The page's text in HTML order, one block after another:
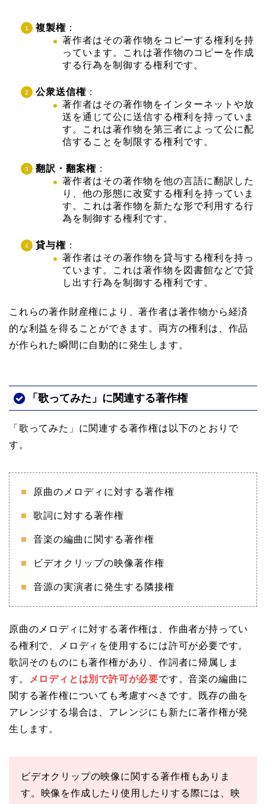
複製権 ：
著作者はその著作物をコピーする権利を持
っています。これは著作物のコピーを作成
する行為を制御する権利です。
公衆送信権 ：
著作者はその著作物をインターネットや放
送を通じて公に送信する権利を持っていま
す。これは著作物を第三者によって公に配
信することを制限する権利です。
翻訳・翻案権 ：
著作者はその著作物を他の言語に翻訳した
り、他の形態に改変する権利を持っていま
す。これは著作物を新たな形で利用する行
為を制御する権利です。
貸与権 ：
著作者はその著作物を貸与する権利を持っ
ています。これは著作物を図書館などで貸
し出す行為を制御する権利です。
これらの著作財産権により、著作者は著作物から経済
的な利益を得ることができます。両方の権利は、作品
が作られた瞬間に自動的に発生します。
「歌ってみた」に関連する著作権
「歌ってみた」に関連する著作権は以下のとおりで
す。
原曲のメロディに対する著作権
歌詞に対する著作権
音楽の編曲に関する著作権
ビデオクリップの映像著作権
音源の実演者に発生する隣接権
原曲のメロディに対する著作権は、作曲者が持ってい
る権利で、メロディを使用するには許可が必要です。
歌詞そのものにも著作権があり、作詞者に帰属しま
す。
メロディとは別で許可が必要です。音楽の編曲に
関する著作権についても考慮すべきです。既存の曲を
アレンジする場合は、アレンジにも新たに著作権が発
生します。
ビデオクリップの映像に関する著作権もありま
す。映像を作成したり使用したりする際には、映